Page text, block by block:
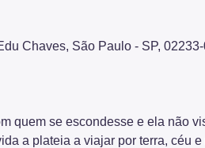
Chaves, São Paulo - SP,
quem se escondesse e ela não
a plateia a viajar por terra, céu e